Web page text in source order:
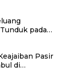
pada
Pasir
di